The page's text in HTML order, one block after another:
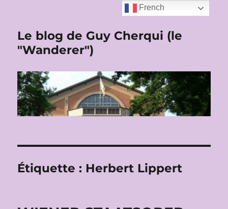
Le blog de Guy Cherqui (le
"Wanderer")
Étiquette : Herbert Lippert
French